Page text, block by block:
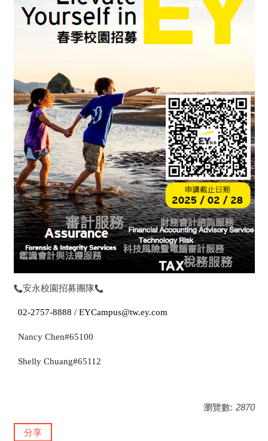
安永校園招募團隊
02-2757-8888 / EYCampus@tw.ey.com
Nancy Chen#65100
Shelly Chuang#65112
瀏覽數: 2870
分享